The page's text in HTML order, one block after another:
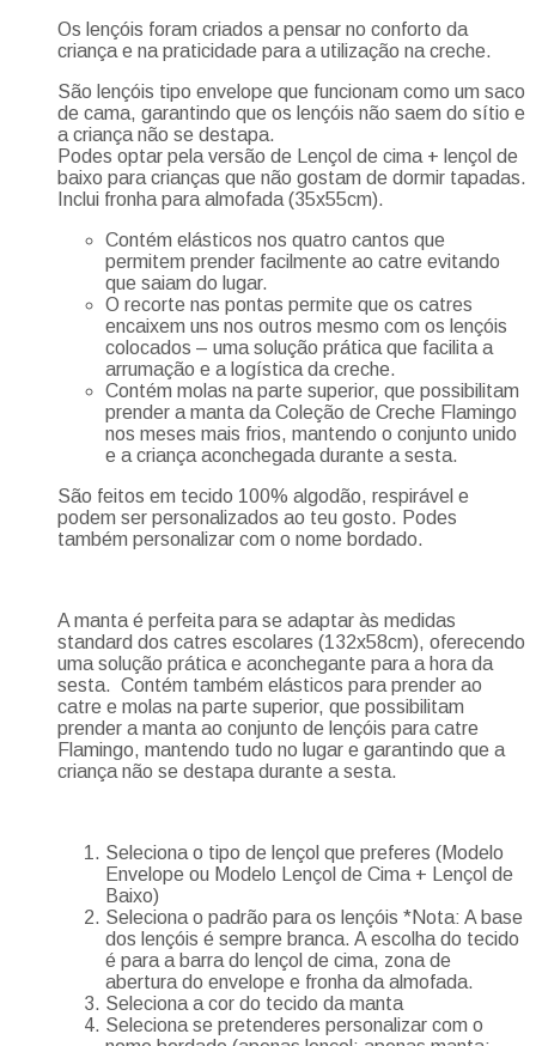
Os lençóis foram criados a pensar no conforto da
criança e na praticidade para a utilização na creche.
São lençóis tipo envelope que funcionam como um saco
de cama, garantindo que os lençóis não saem do sítio e
a criança não se destapa.
Podes optar pela versão de Lençol de cima + lençol de
baixo para crianças que não gostam de dormir tapadas.
Inclui fronha para almofada (35x55cm).
Contém elásticos nos quatro cantos que
permitem prender facilmente ao catre evitando
que saiam do lugar.
O recorte nas pontas permite que os catres
encaixem uns nos outros mesmo com os lençóis
colocados – uma solução prática que facilita a
arrumação e a logística da creche.
Contém molas na parte superior, que possibilitam
prender a manta da Coleção de Creche Flamingo
nos meses mais frios, mantendo o conjunto unido
e a criança aconchegada durante a sesta.
São feitos em tecido 100% algodão, respirável e
podem ser personalizados ao teu gosto. Podes
também personalizar com o nome bordado.
A manta é perfeita para se adaptar às medidas
standard dos catres escolares (132x58cm), oferecendo
uma solução prática e aconchegante para a hora da
sesta. Contém também elásticos para prender ao
catre e molas na parte superior, que possibilitam
prender a manta ao conjunto de lençóis para catre
Flamingo, mantendo tudo no lugar e garantindo que a
criança não se destapa durante a sesta.
Seleciona o tipo de lençol que preferes (Modelo
Envelope ou Modelo Lençol de Cima + Lençol de
Baixo)
Seleciona o padrão para os lençóis *Nota: A base
dos lençóis é sempre branca. A escolha do tecido
é para a barra do lençol de cima, zona de
abertura do envelope e fronha da almofada.
Seleciona a cor do tecido da manta
Seleciona se pretenderes personalizar com o